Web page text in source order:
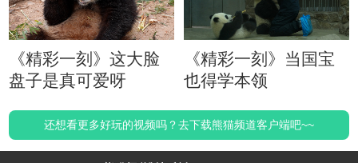
《精彩一刻》这大脸
盘子是真可爱呀
《精彩一刻》当国宝
也得学本领
还想看更多好玩的视频吗？去下载熊猫频道客户端吧~~